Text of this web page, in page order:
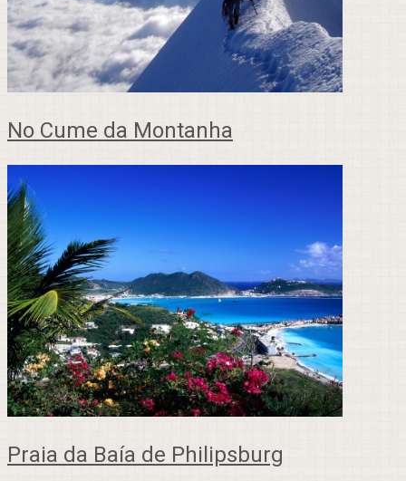
No Cume da Montanha
Praia da Baía de Philipsburg